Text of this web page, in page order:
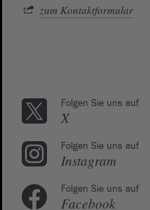
zum Kontaktformular
Folgen Sie uns auf
X
Folgen Sie uns auf
Instagram
Folgen Sie uns auf
Facebook